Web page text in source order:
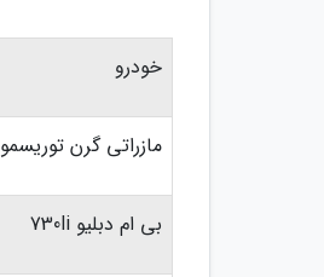
خودرو
مازراتی گرن توریسمو
بی ام دبلیو 730li